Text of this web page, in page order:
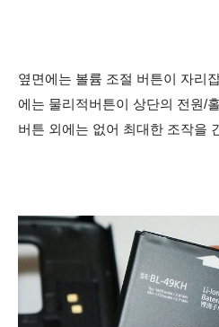
옆면에는 볼륨 조절 버튼이 자리
에는 물리적버튼이
상단의 전원/
버튼 외에는 없어 최대한 조작을